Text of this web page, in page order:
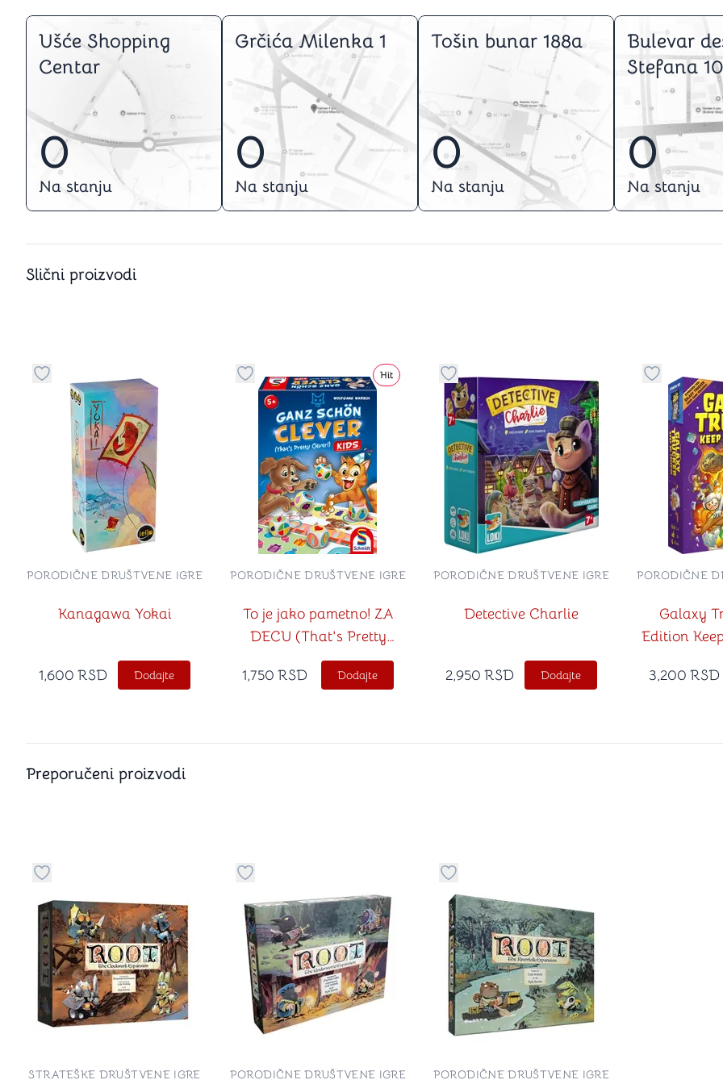
Ušće Shopping
Centar
0
Na stanju
Grčića Milenka 1
0
Na stanju
Tošin bunar 188a
0
Na stanju
Bulevar
Stefana
0
Na stanju
Slični proizvodi
kategoriju omiljeno
Dugme za dodavanje stvari u kategoriju omiljeno
Kanagawa Yokai
PORODIČNE DRUŠTVENE IGRE
1,600 RSD Dodajte
Dugme za dodavanje stvari u kategoriju omiljeno
Hit
To je jako pametno! ZA
DECU (That's Pretty
Clever Kids na srpskom
jeziku)
PORODIČNE DRUŠTVENE IGRE
1,750 RSD Dodajte
Dugme za dodavanje stvari u kategoriju
Detective Charlie
PORODIČNE DRUŠTVENE IGRE
2,950 RSD Dodajte
Dugme za
Galaxy
Edition
PORODIČNE
3,200 RSD
Preporučeni proizvodi
Dugme za dodavanje stvari u kategoriju omiljeno
STRATEŠKE DRUŠTVENE IGRE
Dugme za dodavanje stvari u kategoriju omiljeno
PORODIČNE DRUŠTVENE IGRE
Dugme za dodavanje stvari u kategoriju omiljeno
PORODIČNE DRUŠTVENE IGRE